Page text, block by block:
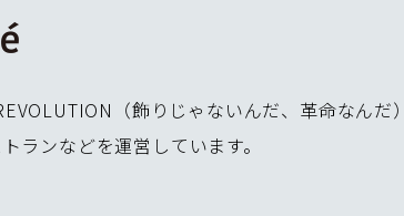
（飾りじゃないんだ、革命なん
ランなどを運営しています。